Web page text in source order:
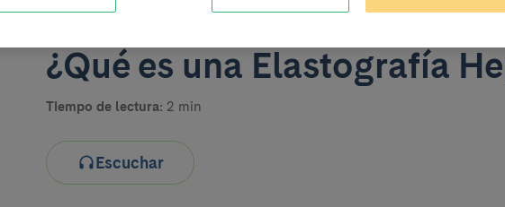
¿Qué es una Elastografía
Tiempo de lectura: 2 min
Escuchar